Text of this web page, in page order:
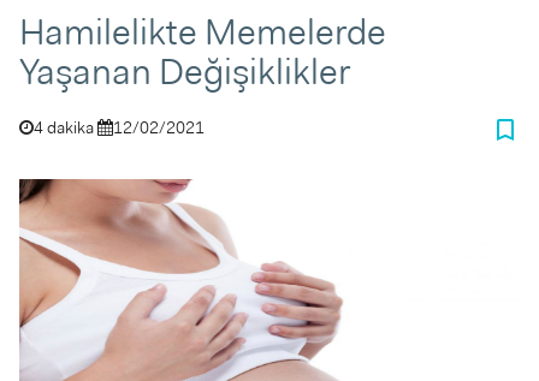
Hamilelikte Memelerde
Yaşanan Değişiklikler
4 dakika 12/02/2021 bookmark_border